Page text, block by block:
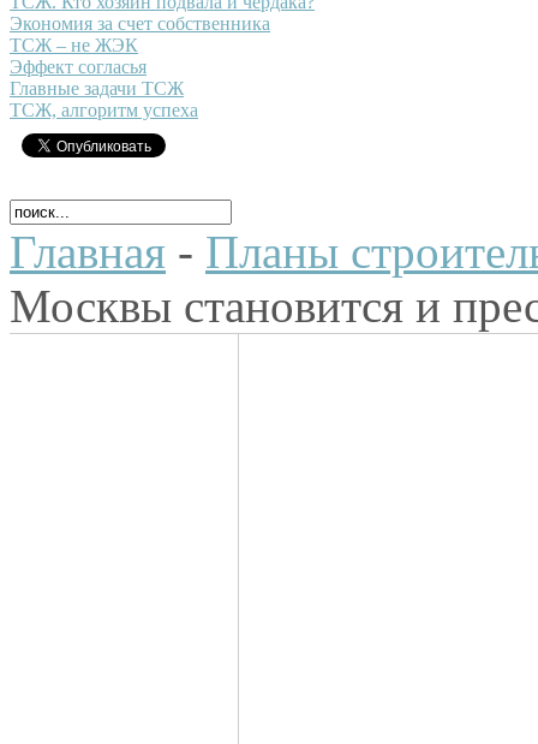
Экономия за счет собственника
ТСЖ – не ЖЭК
Эффект согласья
Главные задачи ТСЖ
ТСЖ, алгоритм успеха
Главная - Планы
Москвы становится и